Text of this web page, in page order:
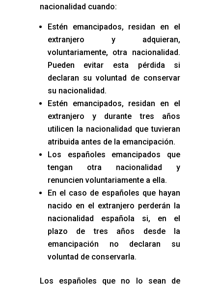
nacionalidad cuando:
Estén emancipados, residan en el
extranjero y adquieran,
voluntariamente, otra nacionalidad.
Pueden evitar esta pérdida si
declaran su voluntad de conservar
su nacionalidad.
Estén emancipados, residan en el
extranjero y durante tres años
utilicen la nacionalidad que tuvieran
atribuida antes de la emancipación.
Los españoles emancipados que
tengan otra nacionalidad y
renuncien voluntariamente a ella.
En el caso de españoles que hayan
nacido en el extranjero perderán la
nacionalidad española si, en el
plazo de tres años desde la
emancipación no declaran su
voluntad de conservarla.
Los españoles que no lo sean de